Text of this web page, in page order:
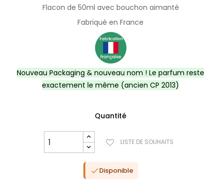
Flacon de 50ml avec bouchon aimanté
Fabriqué en France
Nouveau Packaging & nouveau nom ! Le parfum reste
exactement le même (ancien CP 2013)
Quantité
LISTE DE SOUHAITS
Disponible